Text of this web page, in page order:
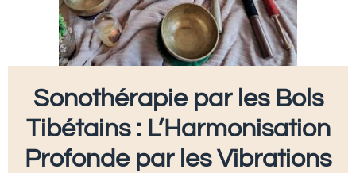
Sonothérapie par les Bols
Tibétains : L’Harmonisation
Profonde par les Vibrations